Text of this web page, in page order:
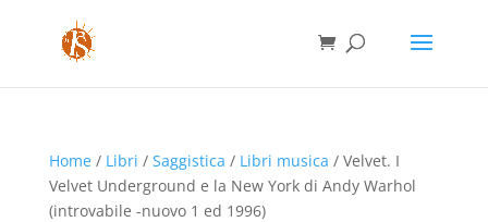
Home/ Libri / Saggistica / Libri musica / Velvet. I
Velvet Underground e la New York di Andy Warhol
(introvabile -nuovo 1 ed 1996)